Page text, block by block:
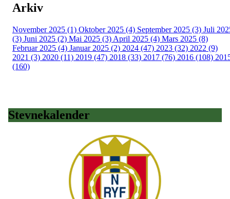
Arkiv
November 2025 (1) Oktober 2025 (4) September 2025 (3) Juli
(3) Juni 2025 (2) Mai 2025 (3) April 2025 (4) Mars 2025 (8)
Februar 2025 (4) Januar 2025 (2) 2024 (47) 2023 (32) 2022 (9)
2021 (3) 2020 (11) 2019 (47) 2018 (33) 2017 (76) 2016 (108)
(160)
Stevnekalender